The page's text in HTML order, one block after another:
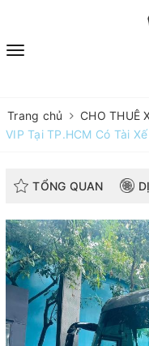
Trang chủ CHO THUÊ
VIP Tại TP.HCM Có Tài Xế
TỔNG QUAN